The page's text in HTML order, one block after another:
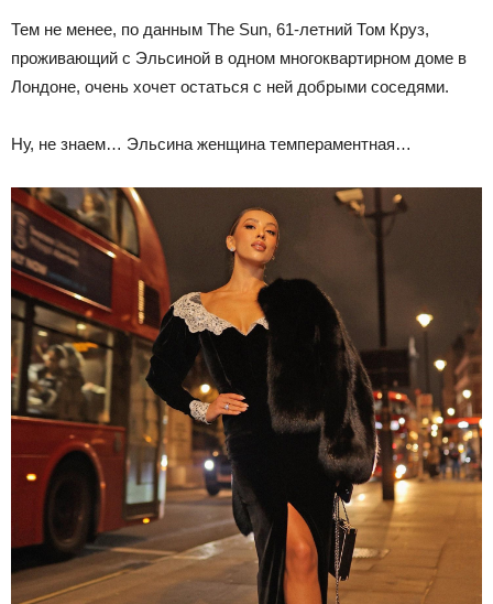
Тем не менее, по данным The Sun, 61-летний Том Круз,
проживающий с Эльсиной в одном многоквартирном доме в
Лондоне, очень хочет остаться с ней добрыми соседями.
Ну, не знаем… Эльсина женщина темпераментная…